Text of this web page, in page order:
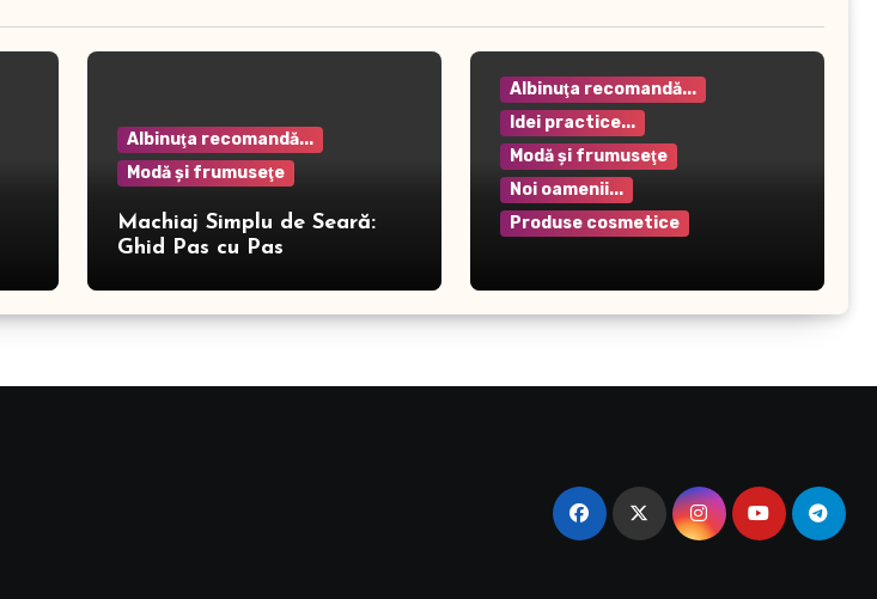
Albinuţa recomandă...
Modă şi frumuseţe
Machiaj Simplu de Seară:
Ghid Pas cu Pas
Albinuţa recomandă...
Idei practice...
Modă şi frumuseţe
Noi oamenii...
Produse cosmetice
– Hidratare și protecție
intensivă